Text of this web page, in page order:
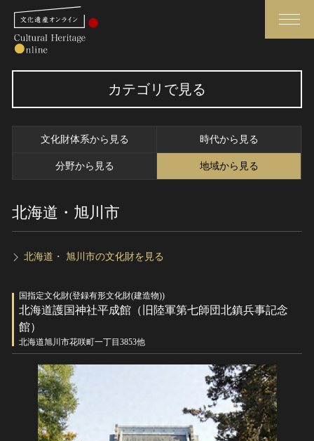
さらに詳細検索
トップ
作品一覧
カテゴリで見る
全国の美術館・博物館
世界遺産
無形文化遺産
動画で見る無形の文化財
博物館、美術館の皆さまへ
お知らせ一覧
関連サイトリンク
サイトマップ
サイトのご意見はこちら
カテゴリで見る
文化財体系から見る 時代から見る
分野から見る 地域から見る
北海道・旭川市
北海道・ 旭川市の文化財を見る
国指定文化財(登録有形文化財(建造物))
北海道護国神社平成館（旧陸軍第七師団北鎮兵事記念
館）
北海道旭川市花咲町一丁目3853他